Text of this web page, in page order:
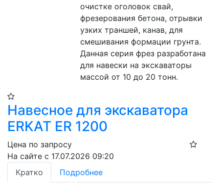
очистке оголовок свай,
фрезерования бетона, отрывки
узких траншей, канав, для
смешивания формации грунта.
Данная серия фрез разработана
для навески на экскаваторы
массой от 10 до 20 тонн.
Навесное для экскаватора
ERKAT ER 1200
Цена по запросу
На сайте с 17.07.2026 09:20
Кратко
Подробнее